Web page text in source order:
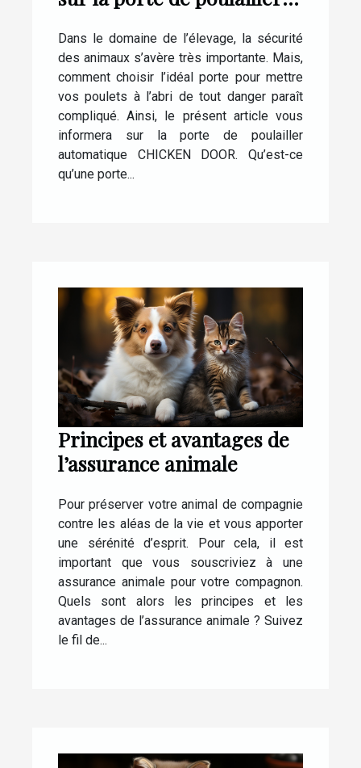
DOOR
Dans le domaine de l’élevage, la sécurité
des animaux s’avère très importante. Mais,
comment choisir l’idéal porte pour mettre
vos poulets à l’abri de tout danger paraît
compliqué. Ainsi, le présent article vous
informera sur la porte de poulailler
automatique CHICKEN DOOR. Qu’est-ce
qu’une porte...
Principes et avantages de
l’assurance animale
Pour préserver votre animal de compagnie
contre les aléas de la vie et vous apporter
une sérénité d’esprit. Pour cela, il est
important que vous souscriviez à une
assurance animale pour votre compagnon.
Quels sont alors les principes et les
avantages de l’assurance animale ? Suivez
le fil de...